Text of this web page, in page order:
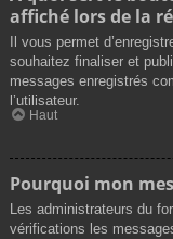
affiché lors de la
Il vous permet
souhaitez finaliser et
messages enregistrés
l’utilisateur.
Haut
Pourquoi mon
Les administrateurs du
vérifications les